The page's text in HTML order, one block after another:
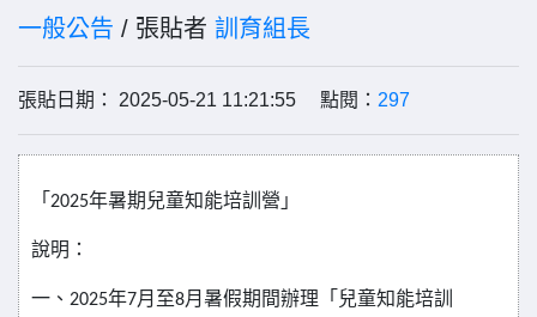
一般公告 / 張貼者 訓育組長
張貼日期： 2025-05-21 11:21:55 點閱： 297
「 2025年暑期兒童知能培訓營」
說明：
一、 2025年7月至8月暑假期間辦理「兒童知能培訓